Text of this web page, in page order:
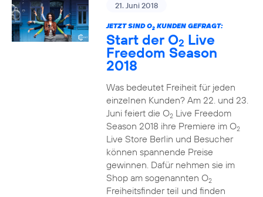
21. Juni 2018
JETZT SIND O2KUNDEN GEFRAGT:
Start der O2 Live
Freedom Season
2018
Was bedeutet Freiheit für jeden
einzelnen Kunden? Am 22. und 23.
Juni feiert die O2Live Freedom
Season 2018 ihre Premiere im O2
Live Store Berlin und Besucher
können spannende Preise
gewinnen. Dafür nehmen sie im
Shop am sogenannten O2
Freiheitsfinder teil und finden